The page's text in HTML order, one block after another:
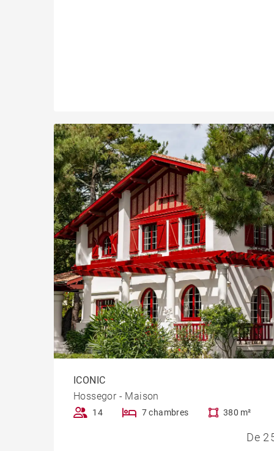
ICONIC
Hossegor - Maison
14 7 chambres 380 m²
De 2